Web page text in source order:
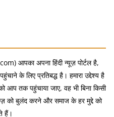
आपका अपना हिंदी न्यूज़ पोर्टल है,
के लिए प्रतिबद्ध है। हमारा उद्देश्य है
आप तक पहुंचाया जाए, वह भी बिना किसी
को बुलंद करने और समाज के हर मुद्दे को
हैं।